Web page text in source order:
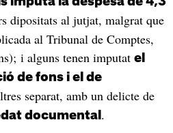
dipositats al jutjat, malgrat que
al Tribunal de Comptes,
i alguns tenen imputat el
de fons i el de
separat, amb un delicte de
documental .